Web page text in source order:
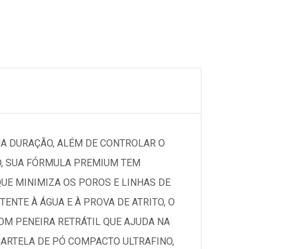
DURAÇÃO, ALÉM DE CONTROLAR O
SUA FÓRMULA PREMIUM TEM
MINIMIZA OS POROS E LINHAS DE
À ÁGUA E À PROVA DE ATRITO, O
PENEIRA RETRÁTIL QUE AJUDA NA
DE PÓ COMPACTO ULTRAFINO,